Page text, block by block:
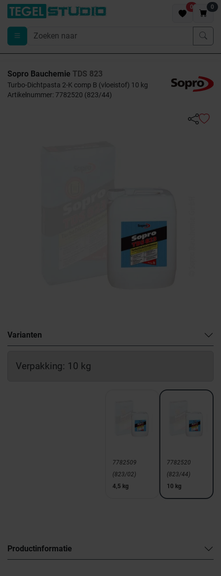
0 0
Sopro Bauchemie TDS 823
Turbo-Dichtpasta 2-K comp B (vloeistof) 10 kg
Artikelnummer: 7782520 (823/44)
Varianten
Verpakking: 10 kg
7782509
(823/02)
4,5 kg
7782520
(823/44)
10 kg
Productinformatie